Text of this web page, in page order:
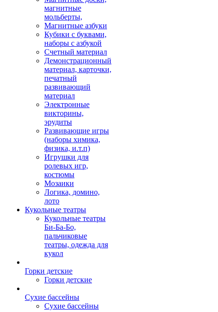
магнитные
мольберты,
Магнитные азбуки
Кубики с буквами,
наборы с азбукой
Счетный материал
Демонстрационный
материал, карточки,
печатный
развивающий
материал
Электронные
викторины,
эрудиты
Развивающие игры
(наборы химика,
физика, и.т.п)
Игрушки для
ролевых игр,
костюмы
Мозаики
Логика, домино,
лото
Кукольные театры
Кукольные театры
Би-Ба-Бо,
пальчиковые
театры, одежда для
кукол
Горки детские
Горки детские
Сухие бассейны
Сухие бассейны